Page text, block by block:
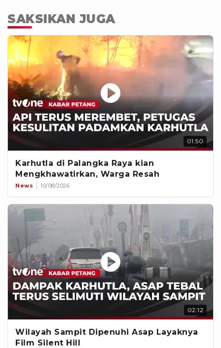
SAKSIKAN JUGA
01:50
Karhutla di Palangka Raya kian
Mengkhawatirkan, Warga Resah
News 10/08/2026
02:12
Wilayah Sampit Dipenuhi Asap Layaknya
Film Silent Hill